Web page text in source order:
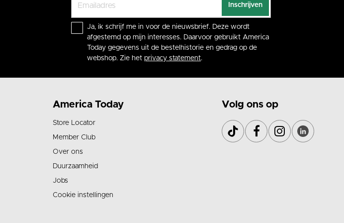
Inschrijven
Ja, ik schrijf me in voor de nieuwsbrief. Deze wordt
afgestemd op mijn interesses. Daarvoor gebruikt America
Today gegevens uit de bestelhistorie en gedrag op de
webshop. Zie het privacy statement.
America Today
Store Locator
Member Club
Over ons
Duurzaamheid
Jobs
Cookie instellingen
Volg ons op